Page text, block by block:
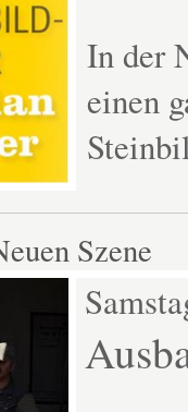
In der
einen
Szene